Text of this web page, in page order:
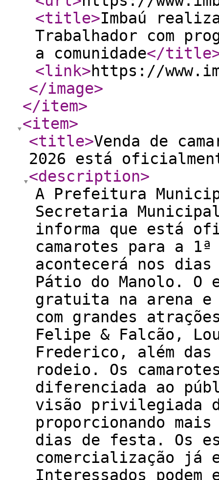
<title>Imbaú
Trabalhador com
a comunidade</title
<link>https://
</image>
</item>
<item>
<title>Venda de
2026 está
<description>
A Prefeitura
Secretaria
informa que está
camarotes para a 1ª
acontecerá nos
Pátio do Manolo. O
gratuita na arena e
com grandes
Felipe & Falcão,
Frederico, além
rodeio. Os
diferenciada ao
visão privilegiada
proporcionando
dias de festa. Os
comercialização já
Interessados